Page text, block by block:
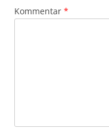
Kommentar *